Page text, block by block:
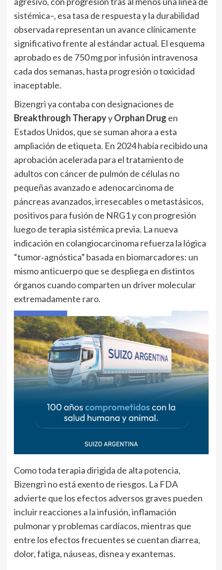
sistémica–, esa tasa de respuesta y la durabilidad
observada representan un avance clínicamente
significativo frente al estándar actual. El esquema
aprobado es de 750 mg por infusión intravenosa
cada dos semanas, hasta progresión o toxicidad
inaceptable.
Bizengri ya contaba con designaciones de
Breakthrough TherapyyOrphan Drug en
Estados Unidos, que se suman ahora a esta
ampliación de etiqueta. En 2024 había recibido una
aprobación acelerada para el tratamiento de
adultos con cáncer de pulmón de células no
pequeñas avanzado e adenocarcinoma de
páncreas avanzados, irresecables o metastásicos,
positivos para fusión de NRG1 y con progresión
luego de terapia sistémica previa. La nueva
indicación en colangiocarcinoma refuerza la lógica
“tumor‑agnóstica” basada en biomarcadores: un
mismo anticuerpo que se despliega en distintos
órganos cuando comparten un driver molecular
extremadamente raro.
Como toda terapia dirigida de alta potencia,
Bizengri no está exento de riesgos. La FDA
advierte que los efectos adversos graves pueden
incluir reacciones a la infusión, inflamación
pulmonar y problemas cardíacos, mientras que
entre los efectos frecuentes se cuentan diarrea,
dolor, fatiga, náuseas, disnea y exantemas.